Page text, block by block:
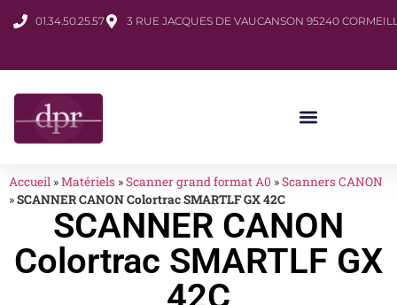
01.34.50.25.57 3 RUE JACQUES DE VAUCANSON 95240
Accueil »Matériels »Scanner grand format A0 »Scanners CANON
»SCANNER CANON Colortrac SMARTLF GX 42C
SCANNER CANON
Colortrac SMARTLF GX
42C